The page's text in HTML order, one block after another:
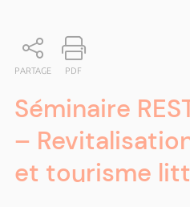
PARTAGE PDF
Séminaire
–
et tourisme